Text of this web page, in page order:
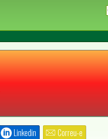
Linkedin Correu-e